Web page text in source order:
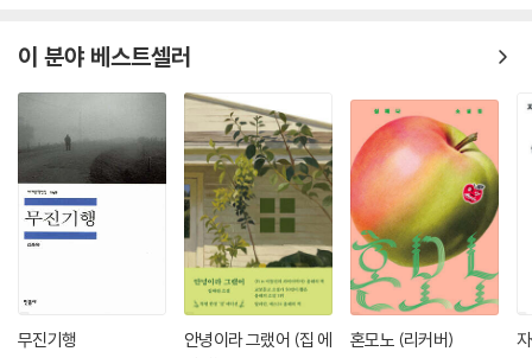
나 젊음의 무지는 어쩔 수가 없구나.”
(중략) “제가 시시하다는 말인가요”
“시시하다고는 하지 않았어. 그냥 어떨 땐…… 젊은 애들은 젊은 것 말고는
아무것도 가진 게 없는데 너무 당당해서 오만해 보여.”
--- p.135
“야, 대체 내가 몇 번을 얘기해. 세상의 모든 인간관계는 거래야. 인간이란
종은 뭔가를 내줬으면 반드시 뭔가를 바라는 법이지. 조건 없는 호의란 존
--- p.176
만난 장애를 가진 30대 기혼 여성 ‘상아’와 나눈 서툰 사랑과 서툰 진심에
펼쳐지고 깊은 밤 야간 근무 중 호텔 반대편의 울창한 숲에서 불어오는 바
람을 맞으며 열병의 상흔을 삭이는 ‘동주’의 안녕을 ‘나’는 기원한다.
「초대받지 못한 사람」
개그맨 선배 ‘영일’의 기업 회장들 접대 술자리에 급작스레 불려나간 개그
맨 ‘상우’는 그곳에서 차분하고 세련된 투자자문회사 대표 ‘이준’을 알게 된
다. 이준은 따로 상우를 그라프 호텔의 피아노바에 초대하며 편안하게 만
나는데, 회를 거듭할수록 상우는 자신과는 다른 ‘지성’의 세계에 사는 이준
「초대받지 못한 사람」
그라프 호텔의 아름다운 피아노바에서 돈과 인간관계의 함수를 알아가는
개그맨 상우는 낯선 세계를 향한 동경과 익숙한 인간관계의 아늑함 사이에
서 위태롭게 흔들린다. 겉으로 보이는 게 다가 아닌 상황을 겪으며 그 속에
서 어떻게 ‘나’로 살아갈 것인가를 고민한다.
소중했던 그 무엇을 잃어가면서, 혹은 변할 수밖에 없는 무언가를 목격하
면서 소설 속 주인공들은 어떻게 견디고 살아냈을까. 무심하고 건조하지
만, 그 아래로 소용돌이치는 마음의 격정과 아릿함은 화가 에드워드 호퍼
의 고독하면서도 여운 짙은 그림들을 연상시킨다.
이 분야 베스트셀러
무진기행
안녕이라 그랬어 (집 에
혼모노 (리커버)